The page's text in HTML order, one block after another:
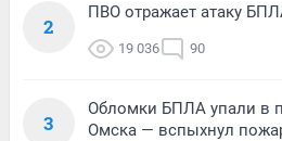
2
ПВО отражает атаку
19 036 90
3
Обломки БПЛА упали в
Омска — вспыхнул